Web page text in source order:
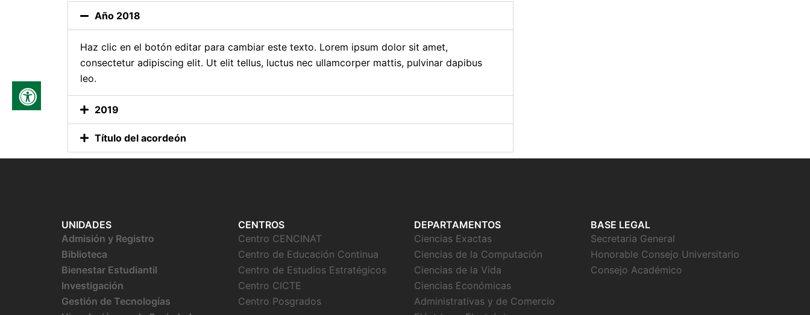
Año 2018
Haz clic en el botón editar para cambiar este texto. Lorem ipsum dolor sit amet,
consectetur adipiscing elit. Ut elit tellus, luctus nec ullamcorper mattis, pulvinar dapibus
leo.
2019
Título del acordeón
UNIDADES
Admisión y Registro
Biblioteca
Bienestar Estudiantil
Investigación
Gestión de Tecnologías
CENTROS
Centro CENCINAT
Centro de Educación Continua
Centro de Estudios Estratégicos
Centro CICTE
Centro Posgrados
DEPARTAMENTOS
Ciencias Exactas
Ciencias de la Computación
Ciencias de la Vida
Ciencias Económicas
Administrativas y de Comercio
BASE LEGAL
Secretaria General
Honorable Consejo Universitario
Consejo Académico